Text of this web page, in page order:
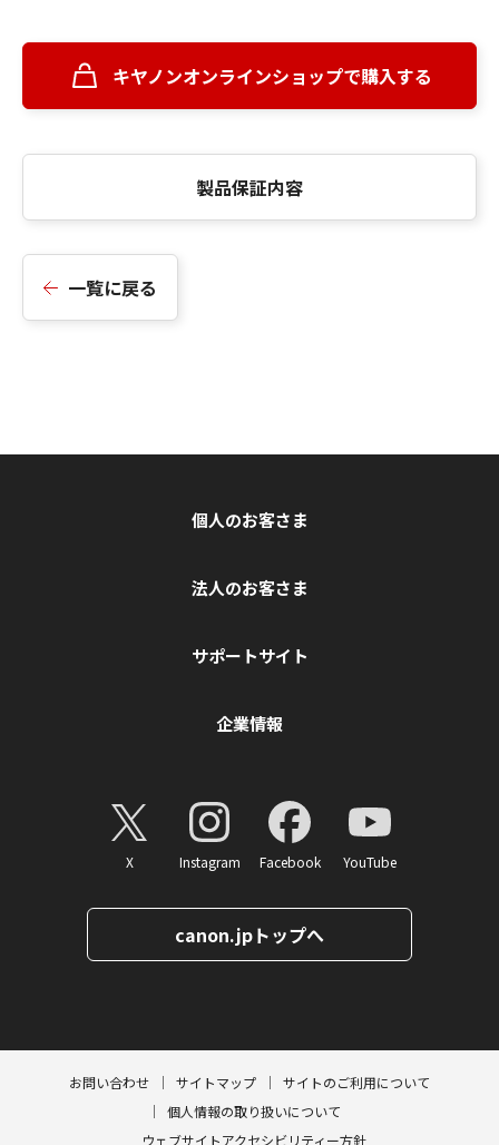
キヤノンオンラインショップで購入する
製品保証内容
一覧に戻る
個人のお客さま
法人のお客さま
サポートサイト
企業情報
X Instagram Facebook YouTube
canon.jpトップへ
お問い合わせ サイトマップ
サイトのご利用について
個人情報の取り扱いについて
ウェブサイトアクセシビリティー方針